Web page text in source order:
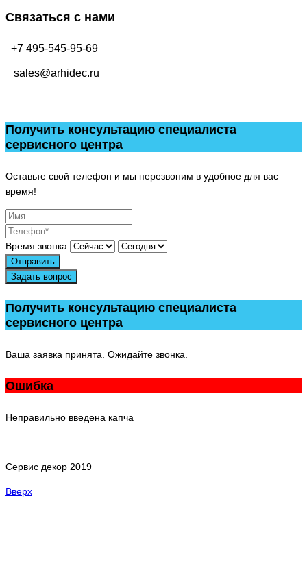
Связаться с нами
+7 495-545-95-69
sales@arhidec.ru
Получить консультацию специалиста
сервисного центра
Оставьте свой телефон и мы перезвоним в удобное для вас
время!
Время звонка
Отправить
Задать вопрос
Получить консультацию специалиста
сервисного центра
Ваша заявка принята. Ожидайте звонка.
Ошибка
Неправильно введена капча
Сервис декор 2019
Вверх